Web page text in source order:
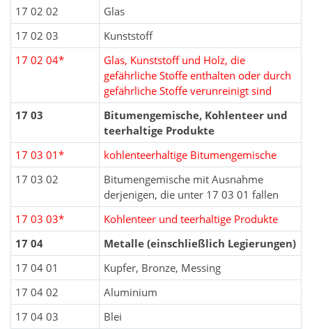
17 02 02
Glas
17 02 03
Kunststoff
17 02 04*
Glas, Kunststoff und Holz, die
gefährliche Stoffe enthalten oder durch
gefährliche Stoffe verunreinigt sind
17 03
Bitumengemische, Kohlenteer und
teerhaltige Produkte
17 03 01*
kohlenteerhaltige Bitumengemische
17 03 02
Bitumengemische mit Ausnahme
derjenigen, die unter 17 03 01 fallen
17 03 03*
Kohlenteer und teerhaltige Produkte
17 04
Metalle (einschließlich Legierungen)
17 04 01
Kupfer, Bronze, Messing
17 04 02
Aluminium
17 04 03
Blei